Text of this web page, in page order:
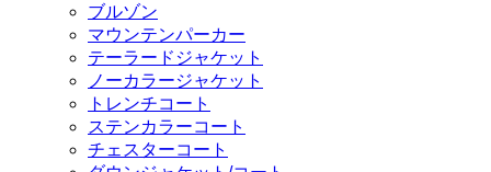
ブルゾン
マウンテンパーカー
テーラードジャケット
ノーカラージャケット
トレンチコート
ステンカラーコート
チェスターコート